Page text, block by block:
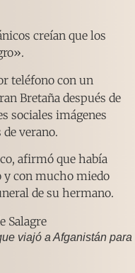
creían que los
teléfono con un
Bretaña después de
sociales imágenes
verano.
afirmó que había
y con mucho miedo
de su hermano.
viajó a Afganistán para